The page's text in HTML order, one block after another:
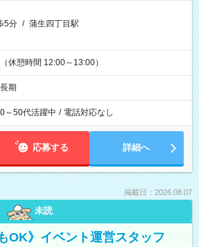
5分 / 蒲生四丁目駅
休憩時間 12:00～13:00）
期
～50代活躍中 / 電話対応なし
応募する 詳細へ
掲載日：2026.08.07
未読
OK》イベント運営スタッフ